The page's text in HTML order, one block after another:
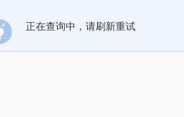
正在查询中，请刷新重试